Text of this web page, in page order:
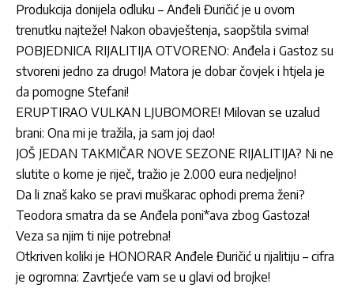
Produkcija donijela odluku – Anđeli Đuričić je u ovom
trenutku najteže! Nakon obavještenja, saopštila svima!
POBJEDNICA RIJALITIJA OTVORENO: Anđela i Gastoz su
stvoreni jedno za drugo! Matora je dobar čovjek i htjela je
da pomogne Stefani!
ERUPTIRAO VULKAN LJUBOMORE! Milovan se uzalud
brani: Ona mi je tražila, ja sam joj dao!
JOŠ JEDAN TAKMIČAR NOVE SEZONE RIJALITIJA? Ni ne
slutite o kome je riječ, tražio je 2.000 eura nedjeljno!
Da li znaš kako se pravi muškarac ophodi prema ženi?
Teodora smatra da se Anđela poni*ava zbog Gastoza!
Veza sa njim ti nije potrebna!
Otkriven koliki je HONORAR Anđele Đuričić u rijalitiju – cifra
je ogromna: Zavrtjeće vam se u glavi od brojke!